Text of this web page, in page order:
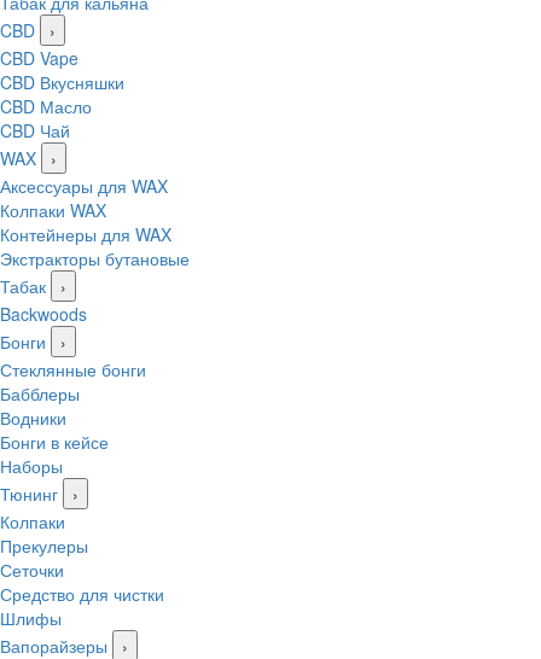
CBD
›
CBD Vape
CBD Вкусняшки
CBD Масло
CBD Чай
WAX
›
Аксессуары для WAX
Колпаки WAX
Контейнеры для WAX
Экстракторы бутановые
Табак
›
Backwoods
Бонги
›
Стеклянные бонги
Бабблеры
Водники
Бонги в кейсе
Наборы
Тюнинг
›
Колпаки
Прекулеры
Сеточки
Средство для чистки
Шлифы
Вапорайзеры
›